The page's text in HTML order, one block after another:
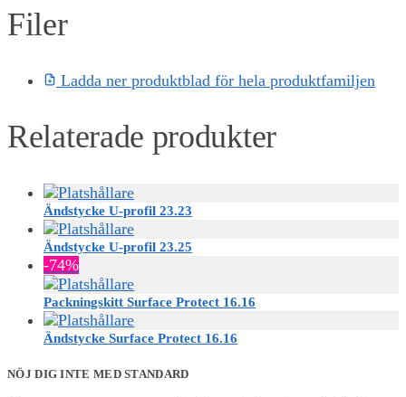
Filer
Ladda ner produktblad för hela produktfamiljen
Relaterade produkter
Ändstycke U-profil 23.23
Ändstycke U-profil 23.25
-74%
Packningskitt Surface Protect 16.16
Ändstycke Surface Protect 16.16
NÖJ DIG INTE MED STANDARD